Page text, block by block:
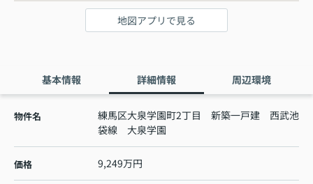
地図アプリで見る
基本情報 詳細情報 周辺環境
物件名
練馬区大泉学園町2丁目 新築一戸建 西武池
袋線 大泉学園
価格 9,249万円